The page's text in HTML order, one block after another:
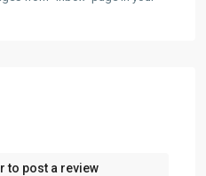
to post a review